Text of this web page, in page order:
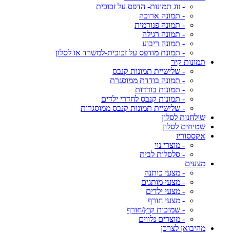
- זוג תמונות- הדפס על זכוכית
- תמונה ארוכה
- תמונה פנורמית
- תמונה רגילה
- תמונה ריבוע
- תמונת מודפס על זכוכית-למשרד או לסלון
תמונות קיר
- שלישיית תמונות קנבס
- תמונה בודדת ממוסגרת
- תמונות בודדות
- תמונות קנבס לחדרי ילדים
- שלישיית תמונות קנבס ממוסגרות
שולחנות לסלון
שטיחים לסלון
אקססוריז
- מוצרי נוי
- סלסלות לבית
מצעים
- מצעי כותנה
- מצעי מותגים
- מצעי ילדים
- מצעי חורף
- שמיכות קיץ/חורף
- מוצרים נלווים
מהיבואן לצרכן